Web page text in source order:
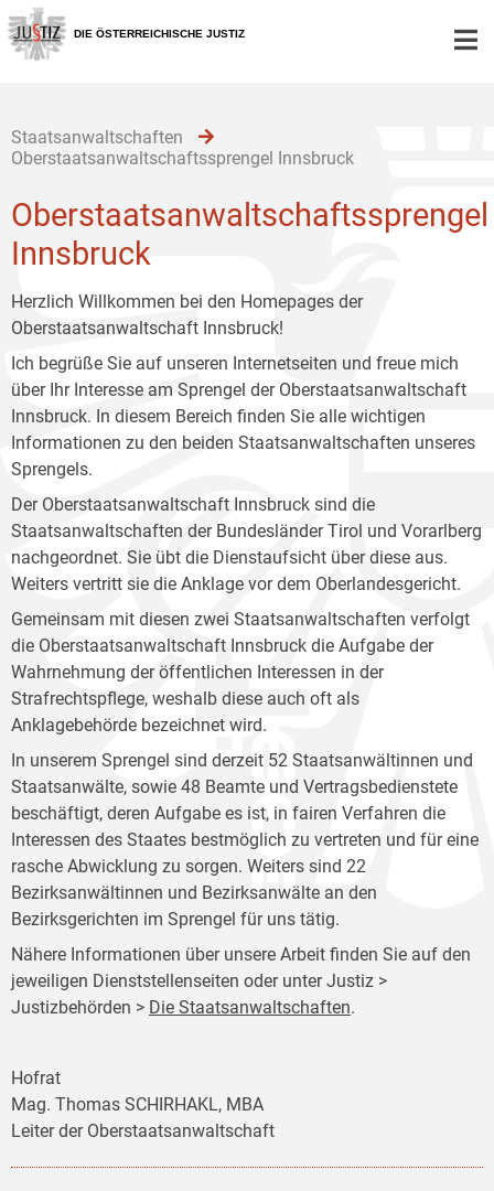
Zur
Hauptnavigation
[1]
Zum
Inhalt
[2]
Zum
Untermenü
[3]
DIE ÖSTERREICHISCHE JUSTIZ
Staatsanwaltschaften
Oberstaatsanwaltschaftssprengel Innsbruck
Oberstaatsanwaltschaftssprengel
Innsbruck
Herzlich Willkommen bei den Homepages der
Oberstaatsanwaltschaft Innsbruck!
Ich begrüße Sie auf unseren Internetseiten und freue mich
über Ihr Interesse am Sprengel der Oberstaatsanwaltschaft
Innsbruck. In diesem Bereich finden Sie alle wichtigen
Informationen zu den beiden Staatsanwaltschaften unseres
Sprengels.
Der Oberstaatsanwaltschaft Innsbruck sind die
Staatsanwaltschaften der Bundesländer Tirol und Vorarlberg
nachgeordnet. Sie übt die Dienstaufsicht über diese aus.
Weiters vertritt sie die Anklage vor dem Oberlandesgericht.
Gemeinsam mit diesen zwei Staatsanwaltschaften verfolgt
die Oberstaatsanwaltschaft Innsbruck die Aufgabe der
Wahrnehmung der öffentlichen Interessen in der
Strafrechtspflege, weshalb diese auch oft als
Anklagebehörde bezeichnet wird.
In unserem Sprengel sind derzeit 52 Staatsanwältinnen und
Staatsanwälte, sowie 48 Beamte und Vertragsbedienstete
beschäftigt, deren Aufgabe es ist, in fairen Verfahren die
Interessen des Staates bestmöglich zu vertreten und für eine
rasche Abwicklung zu sorgen. Weiters sind 22
Bezirksanwältinnen und Bezirksanwälte an den
Bezirksgerichten im Sprengel für uns tätig.
Nähere Informationen über unsere Arbeit finden Sie auf den
jeweiligen Dienststellenseiten oder unter Justiz >
Justizbehörden > Die Staatsanwaltschaften.
Hofrat
Mag. Thomas SCHIRHAKL, MBA
Leiter der Oberstaatsanwaltschaft